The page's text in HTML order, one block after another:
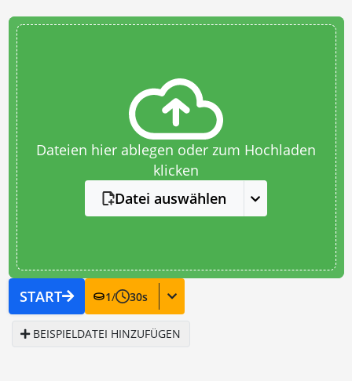
Dateien hier ablegen oder zum Hochladen
klicken
Datei auswählen
START 1/ 30s
BEISPIELDATEI HINZUFÜGEN